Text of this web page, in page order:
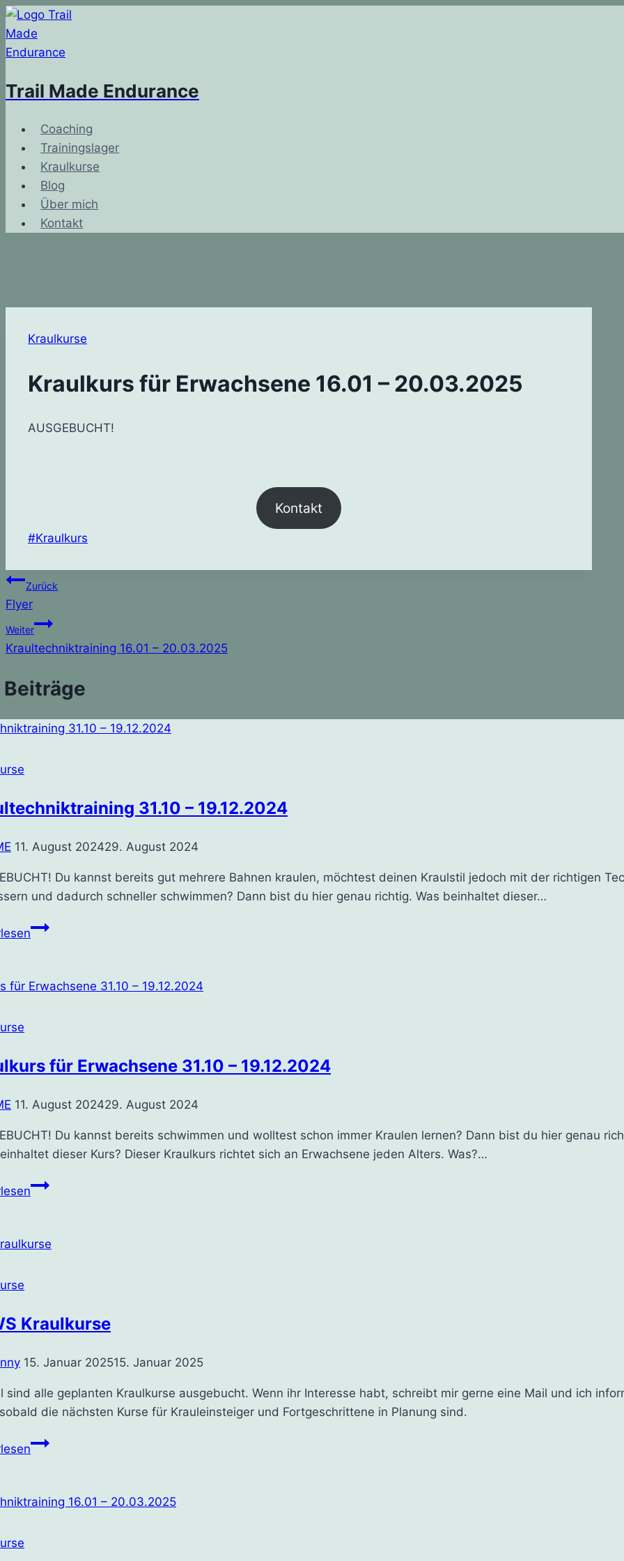
Zum
Inhalt
springen
Trail Made Endurance
Coaching
Trainingslager
Kraulkurse
Blog
Über mich
Kontakt
Kraulkurse
Kraulkurs für Erwachsene 16.01 – 20.03.2025
AUSGEBUCHT!
Kontakt
Schlagworte:
#Kraulkurs
Beitragsnavigation
Zurück
Flyer
Weiter
Kraultechniktraining 16.01 – 20.03.2025
31.10 – 19.12.2024
11. August 202429. August 2024
Du kannst bereits gut mehrere Bahnen kraulen, möchtest deinen Kraulstil jedoch mit der richtigen
und dadurch schneller schwimmen? Dann bist du hier genau richtig. Was beinhaltet dieser…
Kraultechniktraining
19.12.2024
für Erwachsene 31.10 – 19.12.2024
11. August 202429. August 2024
Du kannst bereits schwimmen und wolltest schon immer Kraulen lernen? Dann bist du hier genau
dieser Kurs? Dieser Kraulkurs richtet sich an Erwachsene jeden Alters. Was?…
Kraulkurs
31.10
Kraulkurse
15. Januar 202515. Januar 2025
sind alle geplanten Kraulkurse ausgebucht. Wenn ihr Interesse habt, schreibt mir gerne eine Mail und ich
die nächsten Kurse für Krauleinsteiger und Fortgeschrittene in Planung sind.
NEWS